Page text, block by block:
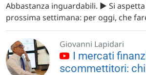
Abbastanza inguardabili. ▶️ Si
prossima settimana: per oggi, che
Giovanni Lapidari
I mercati
scommettitori: